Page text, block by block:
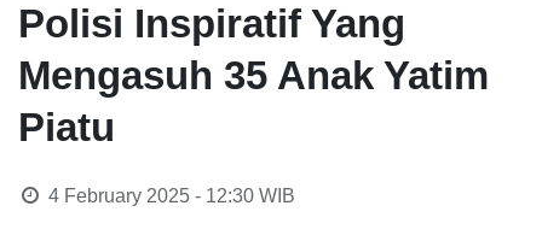
Polisi Inspiratif Yang
Mengasuh 35 Anak Yatim
Piatu
4 February 2025 - 12:30WIB